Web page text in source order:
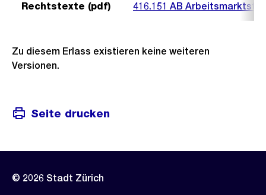
Rechtstexte (pdf) 416.151 AB
Zu diesem Erlass existieren keine weiteren
Versionen.
Seite drucken
© 2026 Stadt Zürich